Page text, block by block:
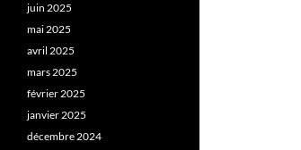
juin 2025
mai 2025
avril 2025
mars 2025
février 2025
janvier 2025
décembre 2024